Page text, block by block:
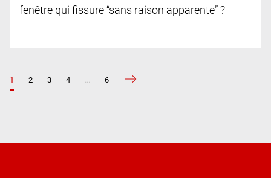
fenêtre qui fissure “sans raison apparente” ?
1 2 3 4 6